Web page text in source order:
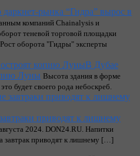
рынка “Гидра” вырос в
компаний Chainalysis и
теневой торговой площадки
оборота "Гидры" эксперты
В Дубае
Луны Высота здания в форме
будет своего рода небоскреб.
приводят к лишнему
2024. DON24.RU. Напитки
завтрак приводят к лишнему […]